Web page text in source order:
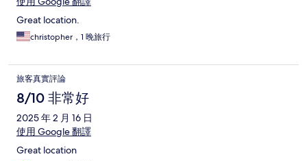
Great location.
christopher，1 晚旅行
旅客真實評論
8/10 非常好
2025 年 2 月 16 日
使用 Google 翻譯
Great location